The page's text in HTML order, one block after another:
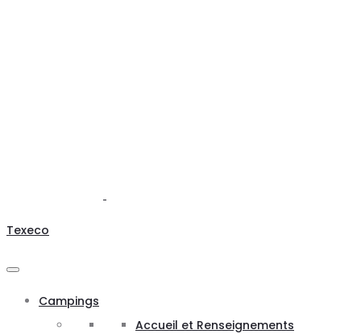
Texeco
Campings
Accueil et Renseignements